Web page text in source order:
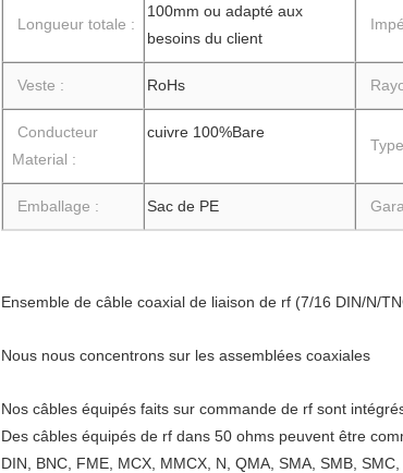
Longueur totale :
100mm ou adapté aux
besoins du client
Veste : RoHs
Conducteur
Material :
cuivre 100%Bare
Emballage : Sac de PE
Ensemble de câble coaxial de liaison de rf (7/16 DIN/N/
Nous nous concentrons sur les assemblées coaxiales
Nos câbles équipés faits sur commande de rf sont
Des câbles équipés de rf dans 50 ohms peuvent être
DIN, BNC, FME, MCX, MMCX, N, QMA, SMA, SMB,